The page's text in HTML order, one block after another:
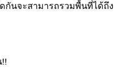
นจะสามารถรวมพื้นที่ได้ถึง